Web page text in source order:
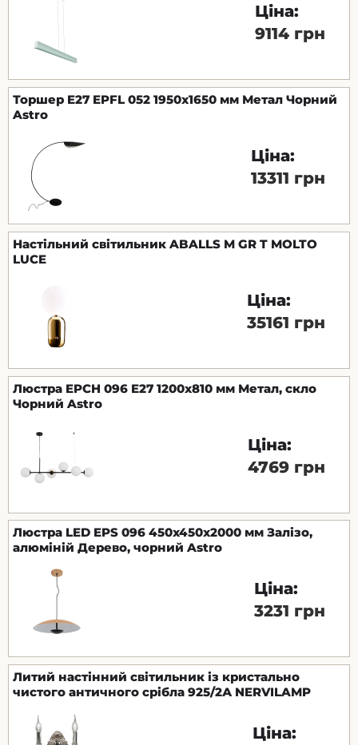
Ціна:
9114 грн
Торшер E27 EPFL 052 1950х1650 мм Метал Чорний
Astro
Ціна:
13311 грн
Настільний світильник ABALLS M GR T MOLTO
LUCE
Ціна:
35161 грн
Люстра EPCH 096 E27 1200х810 мм Метал, скло
Чорний Astro
Ціна:
4769 грн
Люстра LED EPS 096 450х450х2000 мм Залізо,
алюміній Дерево, чорний Astro
Ціна:
3231 грн
Литий настінний світильник із кристально
чистого античного срібла 925/2А NERVILAMP
Ціна: